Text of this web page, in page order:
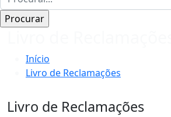
Início
Livro de Reclamações
Livro de Reclamações